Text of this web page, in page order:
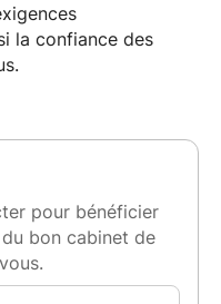
la confiance des
pour bénéficier
bon cabinet de